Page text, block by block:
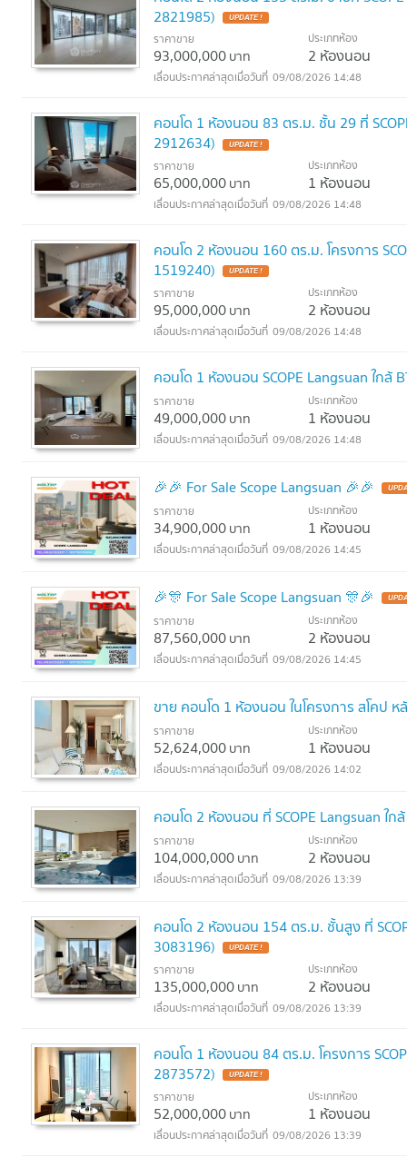
2821985)
UPDATE !
ราคาขาย
93,000,000บาท
ประเภทห้อง
2 ห้องนอน
09/08/2026 14:48
คอนโด 1 ห้องนอน 83 ตร.ม. ชั้น 29 ที่
2912634)
UPDATE !
ราคาขาย
65,000,000บาท
ประเภทห้อง
1 ห้องนอน
09/08/2026 14:48
คอนโด 2 ห้องนอน 160 ตร.ม. โครงการ
1519240)
UPDATE !
ราคาขาย
95,000,000บาท
ประเภทห้อง
2 ห้องนอน
09/08/2026 14:48
คอนโด 1 ห้องนอน SCOPE Langsuan ใกล้
ราคาขาย
49,000,000บาท
ประเภทห้อง
1 ห้องนอน
09/08/2026 14:48
🎉🎉 For Sale Scope Langsuan 🎉🎉
ราคาขาย
34,900,000บาท
ประเภทห้อง
1 ห้องนอน
09/08/2026 14:45
🎉🎊 For Sale Scope Langsuan 🎊🎉
ราคาขาย
87,560,000บาท
ประเภทห้อง
2 ห้องนอน
09/08/2026 14:45
ขาย คอนโด 1 ห้องนอน ในโครงการ สโคป
ราคาขาย
52,624,000บาท
ประเภทห้อง
1 ห้องนอน
09/08/2026 14:02
คอนโด 2 ห้องนอน ที่ SCOPE Langsuan ใ
ราคาขาย
104,000,000บาท
ประเภทห้อง
2 ห้องนอน
09/08/2026 13:39
คอนโด 2 ห้องนอน 154 ตร.ม. ชั้นสูง ที่
3083196)
UPDATE !
ราคาขาย
135,000,000บาท
ประเภทห้อง
2 ห้องนอน
09/08/2026 13:39
คอนโด 1 ห้องนอน 84 ตร.ม. โครงการ
2873572)
UPDATE !
ราคาขาย
52,000,000บาท
ประเภทห้อง
1 ห้องนอน
09/08/2026 13:39